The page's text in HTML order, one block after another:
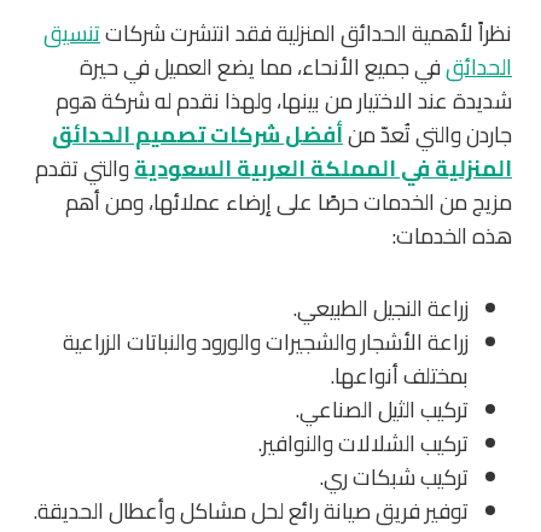
نظراً لأهمية الحدائق المنزلية فقد انتشرت شركاتتنسيق
الحدائقفي جميع الأنحاء، مما يضع العميل في حيرة
شديدة عند الاختيار من بينها، ولهذا نقدم له شركة هوم
جاردن والتي تُعدّ منأفضل شركات تصميم الحدائق
المنزلية في المملكة العربية السعوديةوالتي تقدم
مزيج من الخدمات حرصًا على إرضاء عملائها، ومن أهم
هذه الخدمات:
زراعة النجيل الطبيعي.
زراعة الأشجار والشجيرات والورود والنباتات الزراعية
بمختلف أنواعها.
تركيب الثيل الصناعي.
تركيب الشلالات والنوافير.
تركيب شبكات ري.
توفير فريق صيانة رائع لحل مشاكل وأعطال الحديقة.